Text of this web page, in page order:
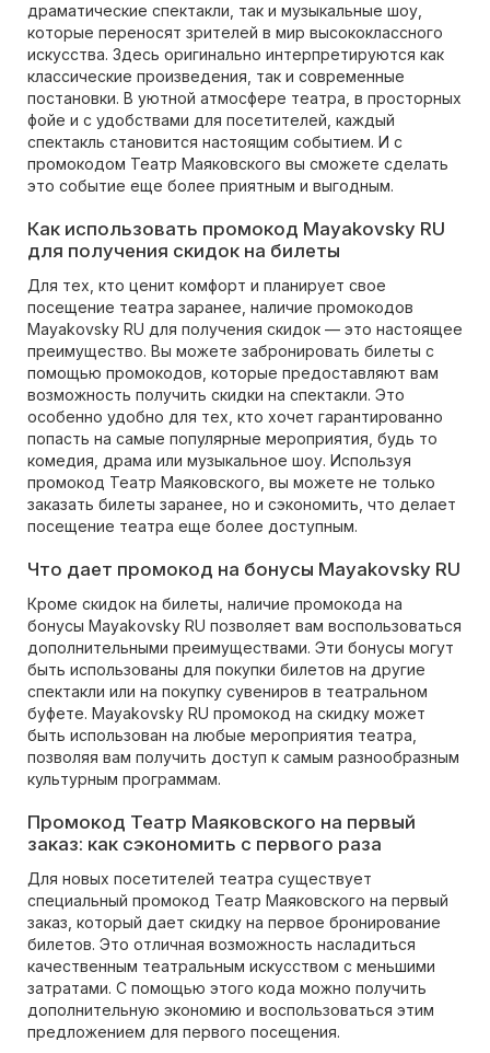
драматические спектакли, так и музыкальные шоу,
которые переносят зрителей в мир высококлассного
искусства. Здесь оригинально интерпретируются как
классические произведения, так и современные
постановки. В уютной атмосфере театра, в просторных
фойе и с удобствами для посетителей, каждый
спектакль становится настоящим событием. И с
промокодом Театр Маяковского вы сможете сделать
это событие еще более приятным и выгодным.
Как использовать промокод Mayakovsky RU
для получения скидок на билеты
Для тех, кто ценит комфорт и планирует свое
посещение театра заранее, наличие промокодов
Mayakovsky RU для получения скидок — это настоящее
преимущество. Вы можете забронировать билеты с
помощью промокодов, которые предоставляют вам
возможность получить скидки на спектакли. Это
особенно удобно для тех, кто хочет гарантированно
попасть на самые популярные мероприятия, будь то
комедия, драма или музыкальное шоу. Используя
промокод Театр Маяковского, вы можете не только
заказать билеты заранее, но и сэкономить, что делает
посещение театра еще более доступным.
Что дает промокод на бонусы Mayakovsky RU
Кроме скидок на билеты, наличие промокода на
бонусы Mayakovsky RU позволяет вам воспользоваться
дополнительными преимуществами. Эти бонусы могут
быть использованы для покупки билетов на другие
спектакли или на покупку сувениров в театральном
буфете. Mayakovsky RU промокод на скидку может
быть использован на любые мероприятия театра,
позволяя вам получить доступ к самым разнообразным
культурным программам.
Промокод Театр Маяковского на первый
заказ: как сэкономить с первого раза
Для новых посетителей театра существует
специальный промокод Театр Маяковского на первый
заказ, который дает скидку на первое бронирование
билетов. Это отличная возможность насладиться
качественным театральным искусством с меньшими
затратами. С помощью этого кода можно получить
дополнительную экономию и воспользоваться этим
предложением для первого посещения.